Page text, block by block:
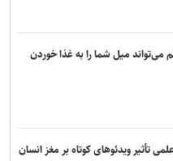
می‌تواند میل شما را به غذا خوردن
تأثیر ویدئو‌های کوتاه بر مغز انسان